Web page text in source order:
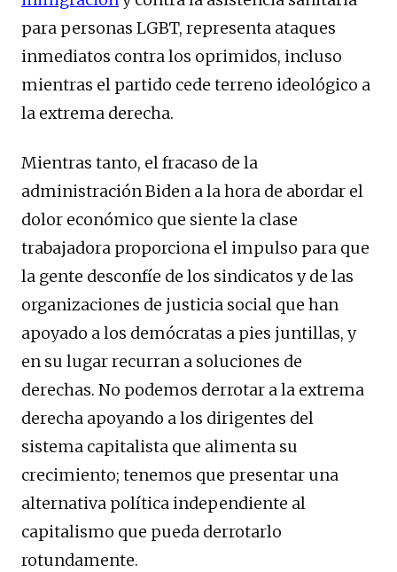
para personas LGBT, representa ataques
inmediatos contra los oprimidos, incluso
mientras el partido cede terreno ideológico a
la extrema derecha.
Mientras tanto, el fracaso de la
administración Biden a la hora de abordar el
dolor económico que siente la clase
trabajadora proporciona el impulso para que
la gente desconfíe de los sindicatos y de las
organizaciones de justicia social que han
apoyado a los demócratas a pies juntillas, y
en su lugar recurran a soluciones de
derechas. No podemos derrotar a la extrema
derecha apoyando a los dirigentes del
sistema capitalista que alimenta su
crecimiento; tenemos que presentar una
alternativa política independiente al
capitalismo que pueda derrotarlo
rotundamente.